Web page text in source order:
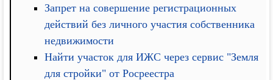
Запрет на совершение регистрационных
действий без личного участия собственника
недвижимости
Найти участок для ИЖС через сервис "Земля
для стройки" от Росреестра